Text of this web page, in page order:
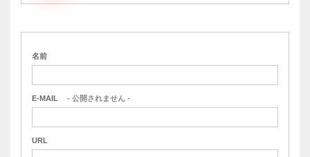
名前
E-MAIL - 公開されません -
URL